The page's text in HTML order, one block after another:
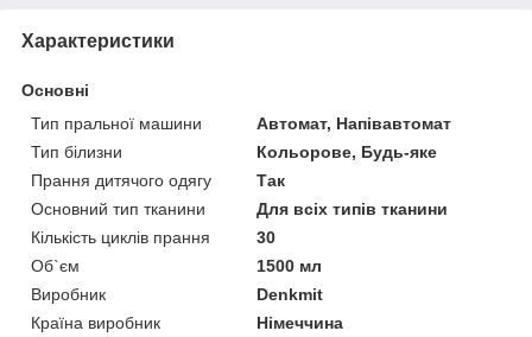
Характеристики
Основні
Тип пральної машини
Автомат, Напівавтомат
Тип білизни
Кольорове, Будь-яке
Прання дитячого одягу
Так
Основний тип тканини
Для всіх типів тканини
Кількість циклів прання
30
Об`єм
1500 мл
Виробник
Denkmit
Країна виробник
Німеччина